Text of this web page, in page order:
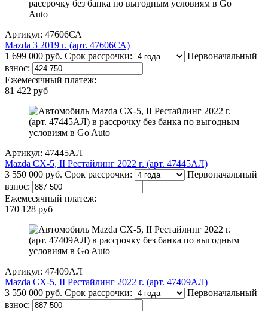
Артикул: 47606СА
Mazda 3 2019 г. (арт. 47606СА)
1 699 000 руб. Срок рассрочки:
Первоначальный
взнос:
Ежемесячный платеж:
81 422 руб
Артикул: 47445АЛ
Mazda CX-5, II Рестайлинг 2022 г. (арт. 47445АЛ)
3 550 000 руб. Срок рассрочки:
Первоначальный
взнос:
Ежемесячный платеж:
170 128 руб
Артикул: 47409АЛ
Mazda CX-5, II Рестайлинг 2022 г. (арт. 47409АЛ)
3 550 000 руб. Срок рассрочки:
Первоначальный
взнос: